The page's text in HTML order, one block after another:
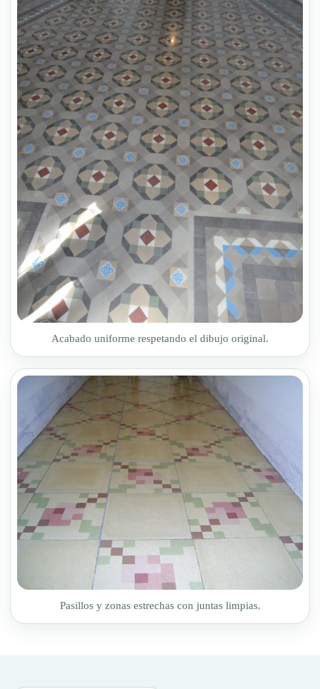
Acabado uniforme respetando el dibujo original.
Pasillos y zonas estrechas con juntas limpias.